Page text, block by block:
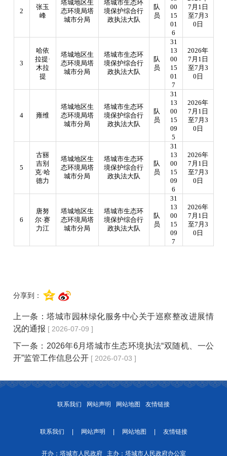
2
张玉
峰
塔城地区生
态环境局塔
城市分局
塔城市生态环
境保护综合行
政执法大队
队
员
00
15
01
6
7 月 1 日
至7 月3
0 日
3
哈依
拉提·
木拉
提
塔城地区生
态环境局塔
城市分局
塔城市生态环
境保护综合行
政执法大队
队
员
31
13
00
15
01
7
2026年
7 月 1 日
至7 月3
0 日
4 雍维
塔城地区生
态环境局塔
城市分局
塔城市生态环
境保护综合行
政执法大队
队
员
31
13
00
15
09
5
2026年
7 月 1 日
至7 月3
0 日
5
古丽
吉别
克·哈
德力
塔城地区生
态环境局塔
城市分局
塔城市生态环
境保护综合行
政执法大队
队
员
31
13
00
15
09
6
2026年
7 月 1 日
至7 月3
0 日
6
唐努
尔·赛
力江
塔城地区生
态环境局塔
城市分局
塔城市生态环
境保护综合行
政执法大队
队
员
31
13
00
15
09
7
2026年
7 月 1 日
至7 月3
0 日
分享到：
上一条：塔城市园林绿化服务中心关于巡察整改进展情
况的通报 [ 2026-07-09 ]
下一条： 2026年6月塔城市生态环境执法“双随机、一公
开”监管工作信息公开 [ 2026-07-03 ]
联系我们 网站声明 网站地图 友情链接
联系我们 | 网站声明 | 网站地图 | 友情链接
开办：塔城市人民政府 主办：塔城市人民政府办公室